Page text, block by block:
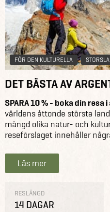
eller använda dem som en
resa i Argentina.
FÖR DEN KULTURELLA
DET BÄSTA AV
SPARA 10 % - boka din resa
världens åttonde största
mängd olika natur- och
reseförslaget innehåller
Läs mer
RESLÄNGD
14 DAGAR